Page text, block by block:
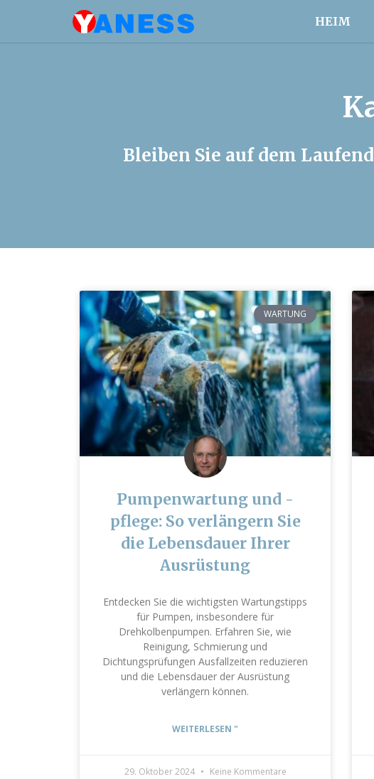
HEIM
Bleiben Sie auf dem
WARTUNG
Pumpenwartung und -
pflege: So verlängern Sie
die Lebensdauer Ihrer
Ausrüstung
Entdecken Sie die wichtigsten Wartungstipps
für Pumpen, insbesondere für
Drehkolbenpumpen. Erfahren Sie, wie
Reinigung, Schmierung und
Dichtungsprüfungen Ausfallzeiten reduzieren
und die Lebensdauer der Ausrüstung
verlängern können.
WEITERLESEN "
29. Oktober 2024 Keine Kommentare